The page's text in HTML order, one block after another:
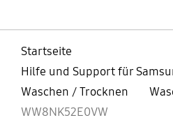
Startseite
Hilfe und Support für
Waschen / Trocknen
WW8NK52E0VW